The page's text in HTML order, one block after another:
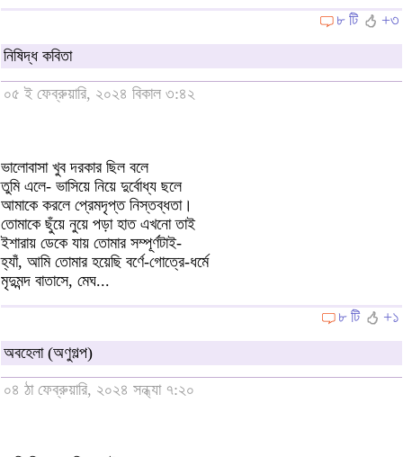
৮ টি
+৩
নিষিদ্ধ কবিতা
০৫ ই ফেব্রুয়ারি, ২০২৪ বিকাল ৩:৪২
ভালোবাসা খুব দরকার ছিল বলে
তুমি এলে- ভাসিয়ে নিয়ে দুর্বোধ্য ছলে
আমাকে করলে প্রেমদৃপ্ত নিস্তব্ধতা।
তোমাকে ছুঁয়ে নুয়ে পড়া হাত এখনো তাই
ইশারায় ডেকে যায় তোমার সম্পূর্ণটাই-
হ্যাঁ, আমি তোমার হয়েছি বর্ণে-গোত্রে-ধর্মে
মৃদুমন্দ বাতাসে, মেঘ...
৮ টি
+১
অবহেলা (অণুগল্প)
০৪ ঠা ফেব্রুয়ারি, ২০২৪ সন্ধ্যা ৭:২০